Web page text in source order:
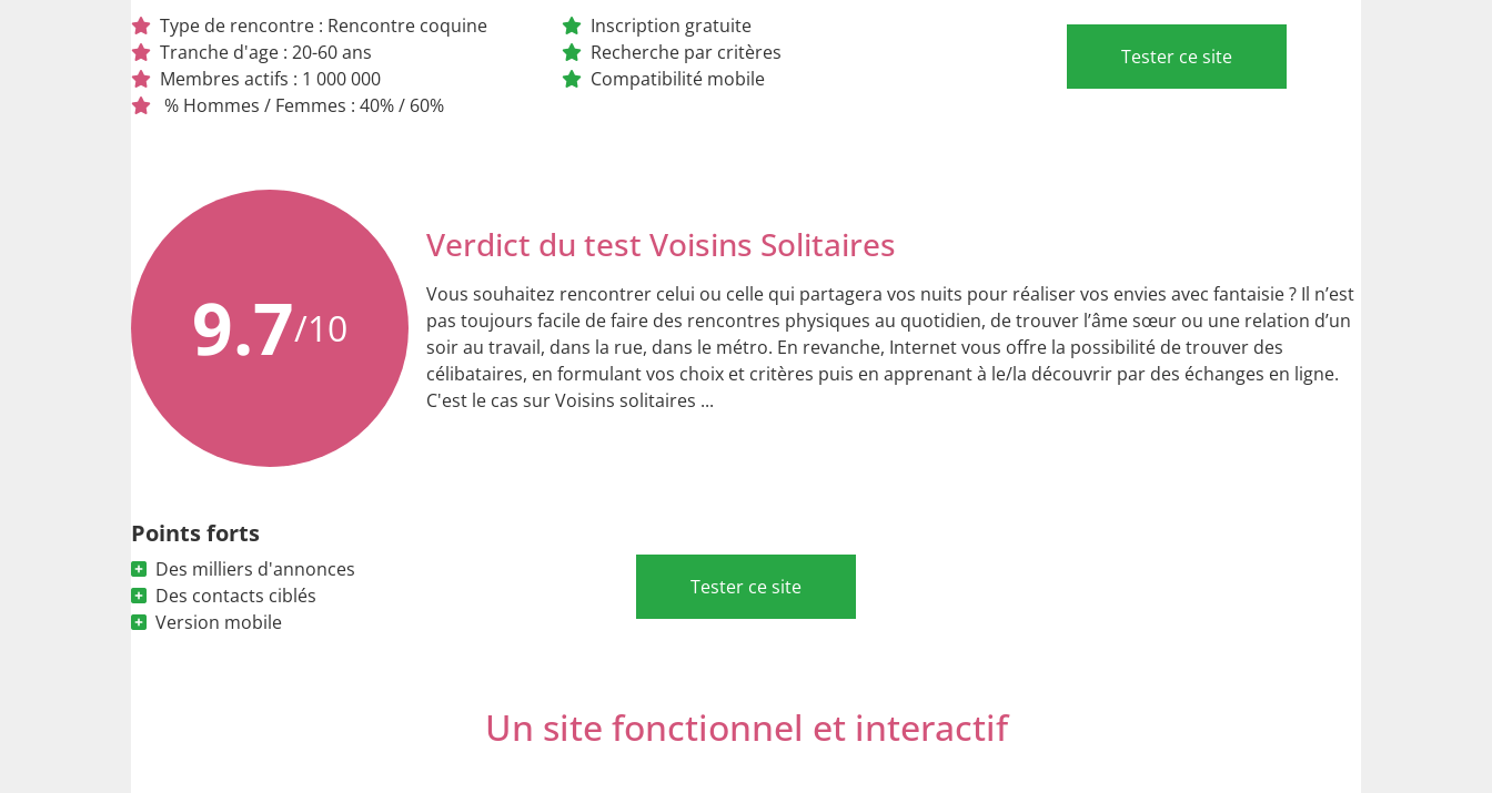
Type de rencontre : Rencontre coquine
Tranche d'age : 20-60 ans
Membres actifs : 1 000 000
% Hommes / Femmes : 40% / 60%
Inscription gratuite
Recherche par critères
Compatibilité mobile
Tester ce site
9.7/10
Verdict du test Voisins Solitaires
Vous souhaitez rencontrer celui ou celle qui partagera vos nuits pour réaliser vos envies avec fantaisie ? Il n’est
pas toujours facile de faire des rencontres physiques au quotidien, de trouver l’âme sœur ou une relation d’un
soir au travail, dans la rue, dans le métro. En revanche, Internet vous offre la possibilité de trouver des
célibataires, en formulant vos choix et critères puis en apprenant à le/la découvrir par des échanges en ligne.
C'est le cas sur Voisins solitaires ...
Points forts
Des milliers d'annonces
Des contacts ciblés
Version mobile
Tester ce site
Un site fonctionnel et interactif